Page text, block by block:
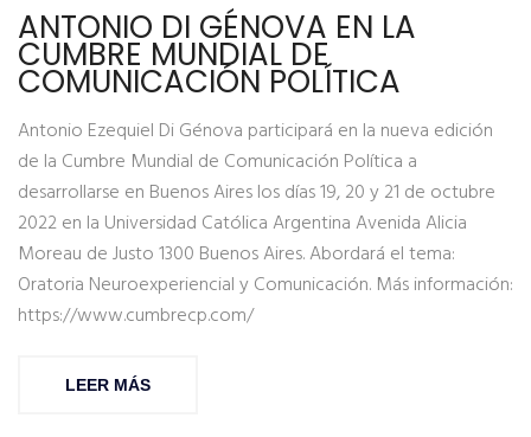
ANTONIO DI GÉNOVA EN LA
CUMBRE MUNDIAL DE
COMUNICACIÓN POLÍTICA
Antonio Ezequiel Di Génova participará en la nueva edición
de la Cumbre Mundial de Comunicación Política a
desarrollarse en Buenos Aires los días 19, 20 y 21 de octubre
2022 en la Universidad Católica Argentina Avenida Alicia
Moreau de Justo 1300 Buenos Aires. Abordará el tema:
Oratoria Neuroexperiencial y Comunicación. Más información:
https://www.cumbrecp.com/
LEER MÁS